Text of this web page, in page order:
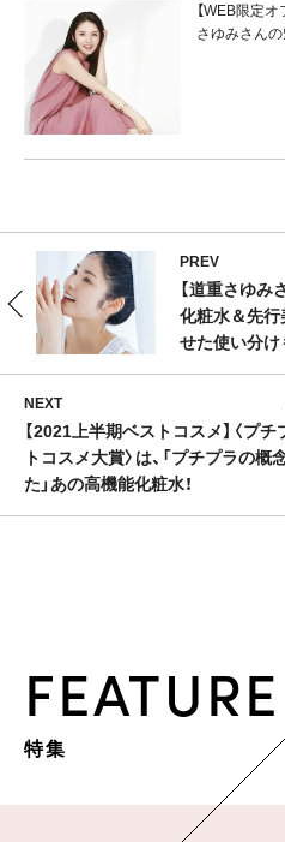
【WEB限定
さゆみさんの
PREV
【道重さゆみ
化粧水＆先行
せた使い分
NEXT
【2021上半期ベストコスメ】〈プチ
トコスメ大賞〉は、「プチプラの概
た」あの高機能化粧水！
FEATURE
特集